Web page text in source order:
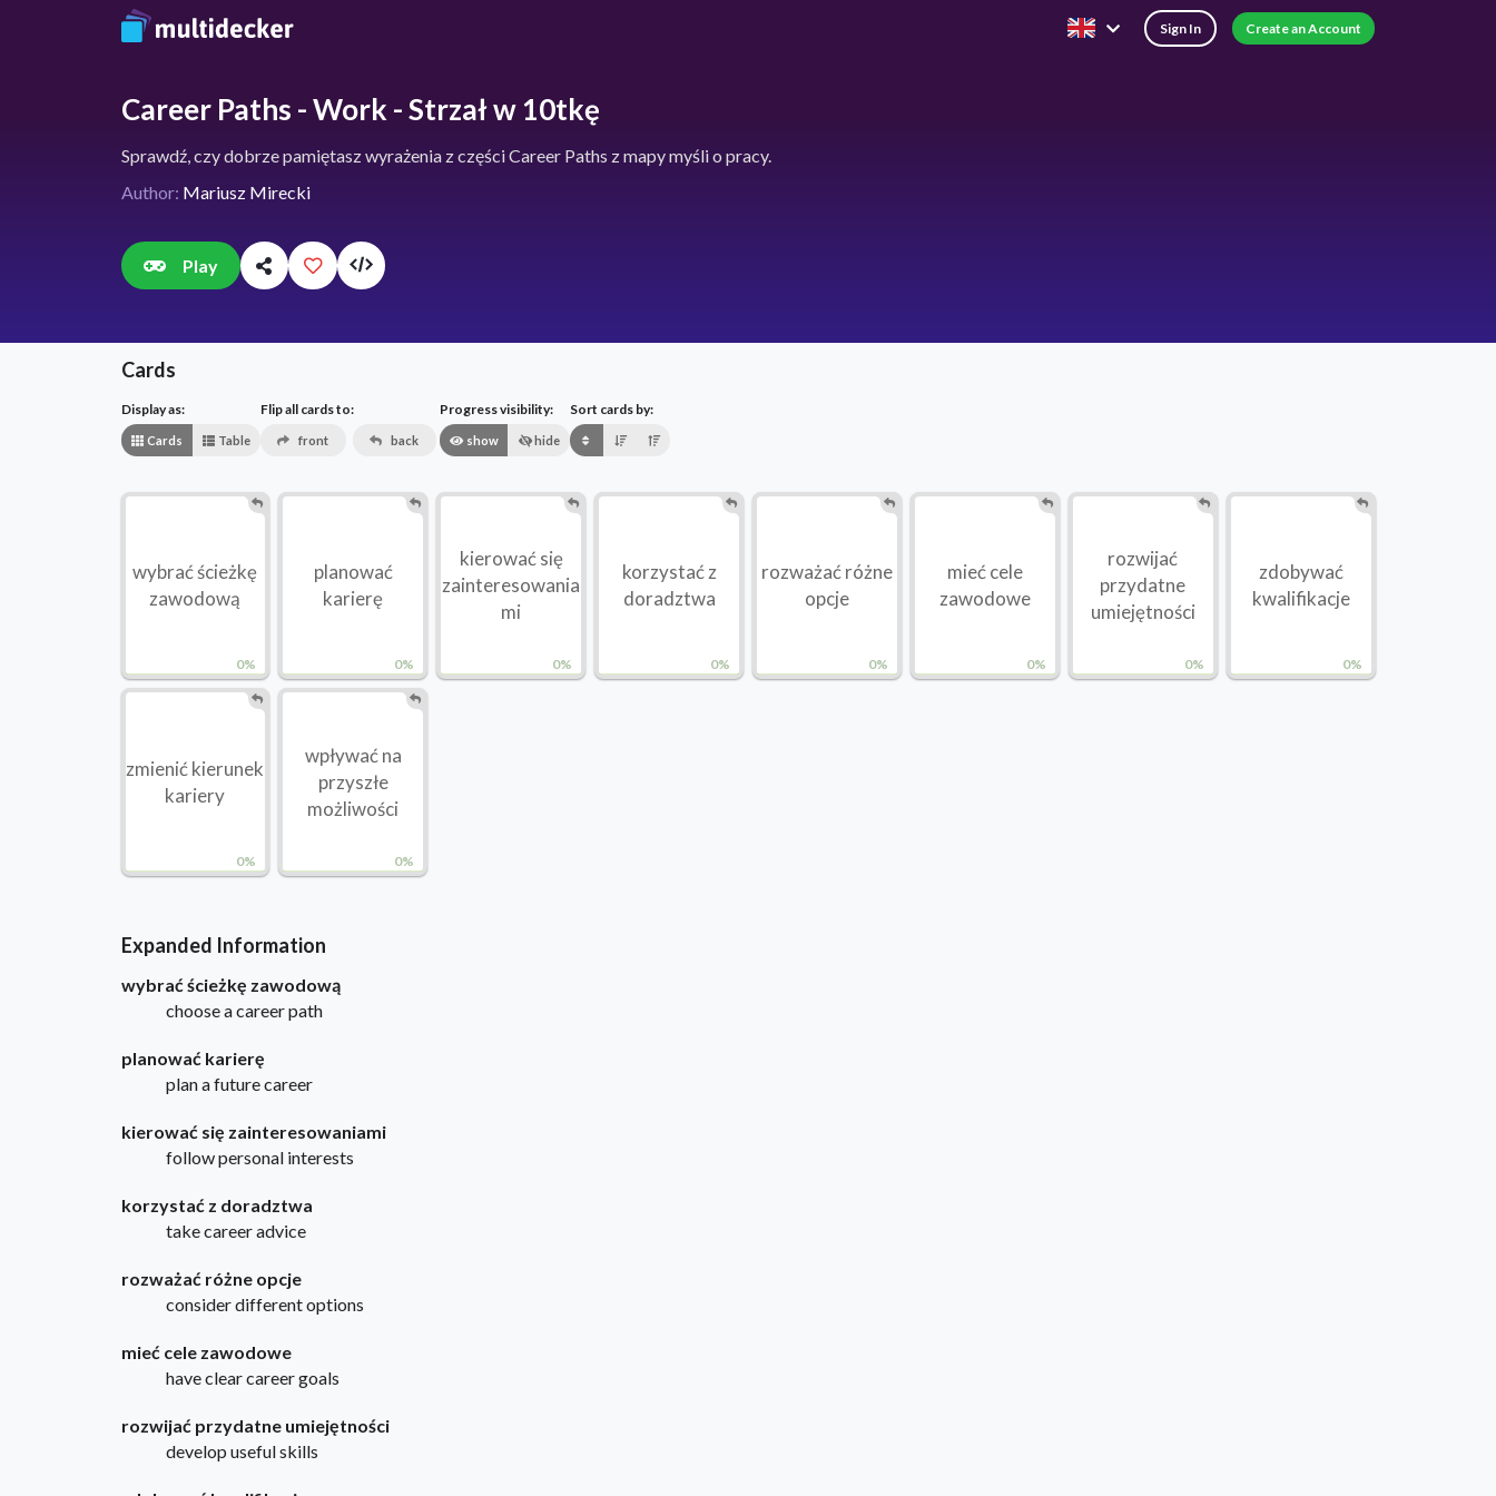
Sign In Create an Account
Career Paths - Work - Strzał w 10tkę
Sprawdź, czy dobrze pamiętasz wyrażenia z części Career Paths z mapy myśli o pracy.
Author: Mariusz Mirecki
Play
Cards
Display as:
Cards Table
Flip all cards to:
front back
Progress visibility:
show hide
Sort cards by:
0%
wybrać ścieżkę
zawodową
0%
planować
karierę
0%
kierować się
zainteresowania
mi
0%
korzystać z
doradztwa
0%
rozważać różne
opcje
0%
mieć cele
zawodowe
0%
rozwijać
przydatne
umiejętności
0%
zdobywać
kwalifikacje
0%
zmienić kierunek
kariery
0%
wpływać na
przyszłe
możliwości
Expanded Information
wybrać ścieżkę zawodową
choose a career path
planować karierę
plan a future career
kierować się zainteresowaniami
follow personal interests
korzystać z doradztwa
take career advice
rozważać różne opcje
consider different options
mieć cele zawodowe
have clear career goals
rozwijać przydatne umiejętności
develop useful skills